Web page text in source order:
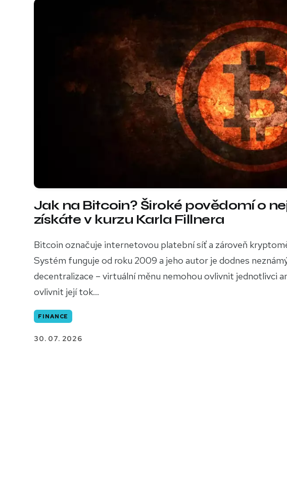
Jak na Bitcoin? Široké povědomí o
získáte v kurzu Karla Fillnera
Bitcoin označuje internetovou platební síť a zároveň
Systém funguje od roku 2009 a jeho autor je dodnes
decentralizace – virtuální měnu nemohou ovlivnit jednotlivci
ovlivnit její tok...
FINANCE
30. 07. 2026